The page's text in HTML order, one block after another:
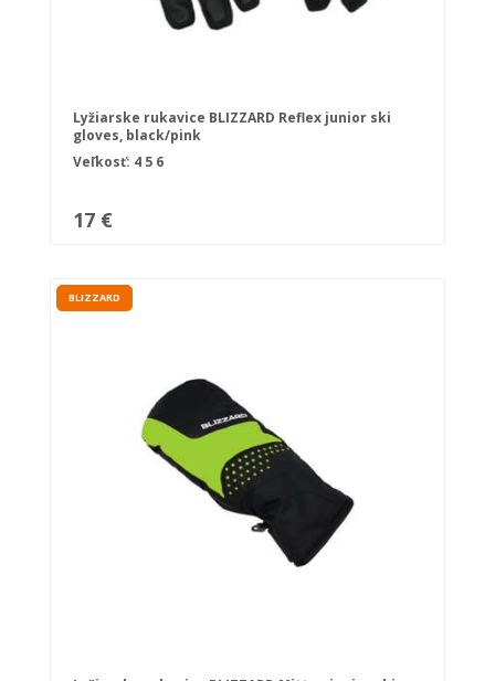
Lyžiarske rukavice BLIZZARD Reflex junior ski
gloves, black/pink
Veľkosť: 4 5 6
17 €
BLIZZARD